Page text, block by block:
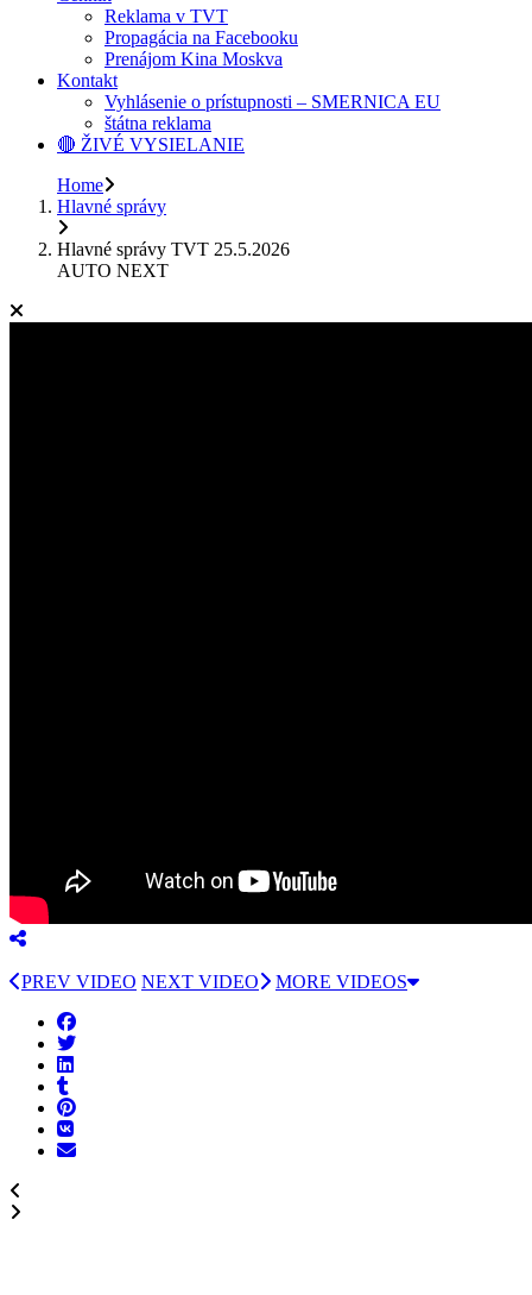
Reklama v TVT
Propagácia na Facebooku
Prenájom Kina Moskva
Kontakt
Vyhlásenie o prístupnosti – SMERNICA EU
štátna reklama
🔴 ŽIVÉ VYSIELANIE
Home
Hlavné správy
Hlavné správy TVT 25.5.2026
AUTO NEXT
PREV VIDEO NEXT VIDEO MORE VIDEOS